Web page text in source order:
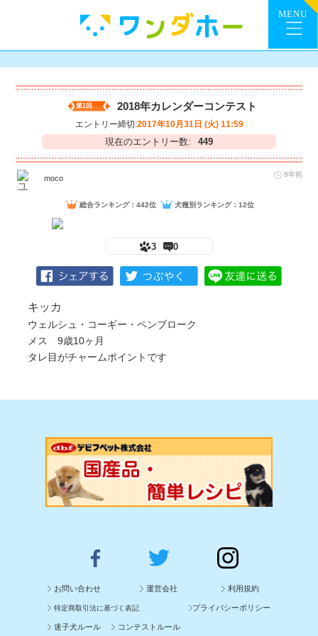
第1回 2018年カレンダーコンテスト
エントリー締切:2017年10月31日 (火) 11:59
現在のエントリー数: 449
moco 8年前
総合ランキング：442位 犬種別ランキング：12位
3 0
キッカ
ウェルシュ・コーギー・ペンブローク
メス 9歳10ヶ月
タレ目がチャームポイントです
お問い合わせ 運営会社 利用規約
特定商取引法に基づく表記 プライバシーポリシー
迷子犬ルール コンテストルール